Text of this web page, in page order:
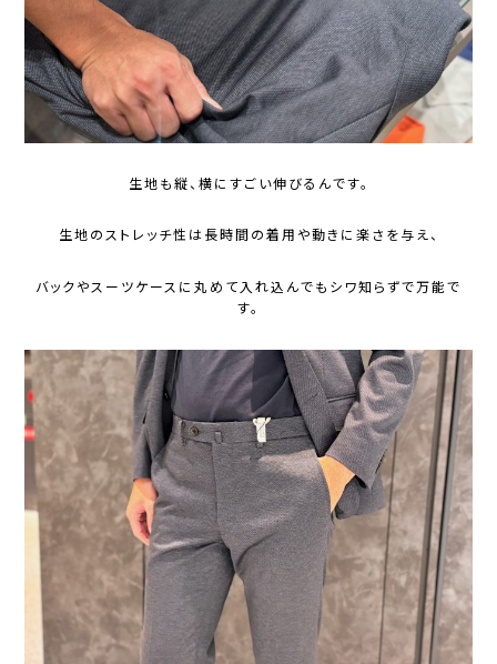
生地も縦、横にすごい伸びるんです。
生地のストレッチ性は長時間の着用や動きに楽さを与え、
バックやスーツケースに丸めて入れ込んでもシワ知らずで万能で
す。